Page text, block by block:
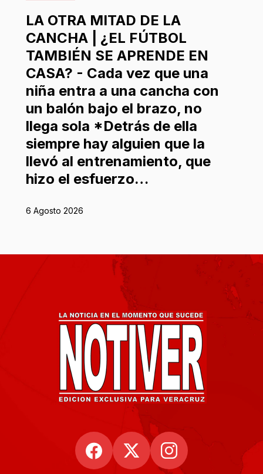
LA OTRA MITAD DE LA
CANCHA | ¿EL FÚTBOL
TAMBIÉN SE APRENDE EN
CASA? - Cada vez que una
niña entra a una cancha con
un balón bajo el brazo, no
llega sola *Detrás de ella
siempre hay alguien que la
llevó al entrenamiento, que
hizo el esfuerzo…
6 Agosto 2026